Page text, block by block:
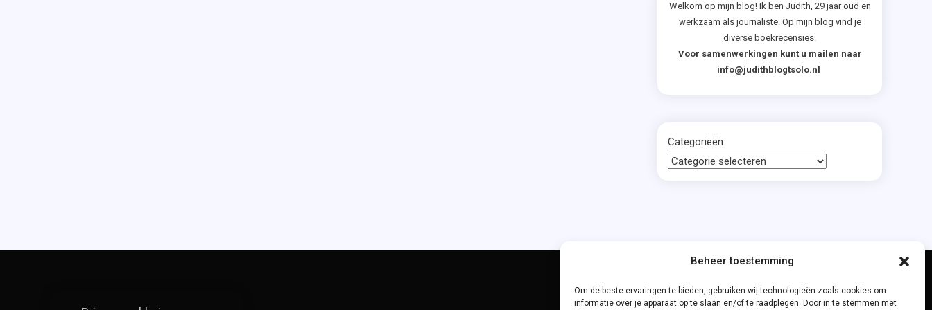
Beheer toestemming
Om de beste ervaringen te bieden, gebruiken wij technologieën zoals cookies om
informatie over je apparaat op te slaan en/of te raadplegen. Door in te stemmen met
Welkom op mijn blog! Ik ben Judith, 29 jaar oud en
werkzaam als journaliste. Op mijn blog vind je
diverse boekrecensies.
Voor samenwerkingen kunt u mailen naar
info@judithblogtsolo.nl
Categorieën